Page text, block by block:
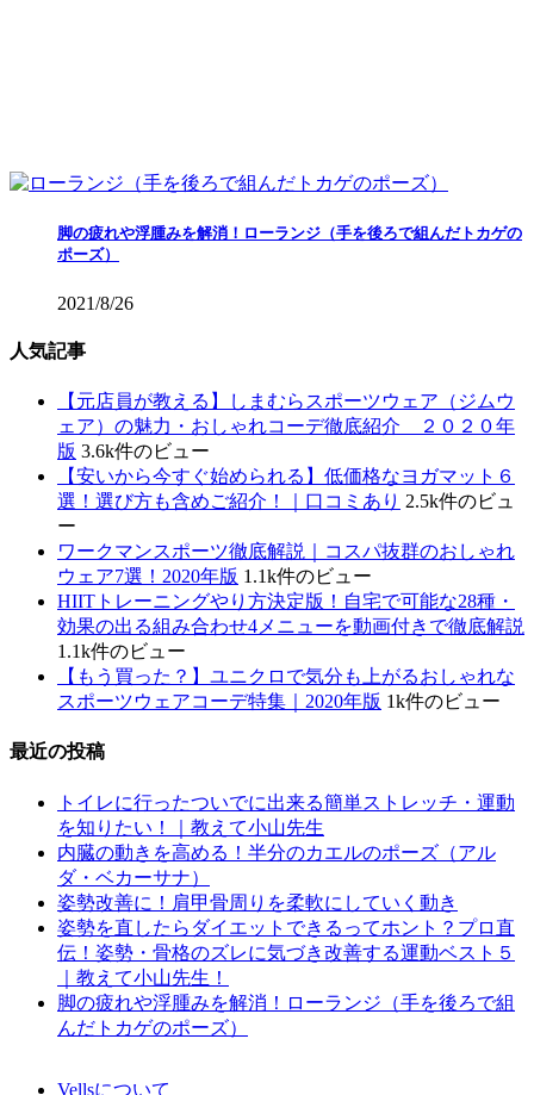
脚の疲れや浮腫みを解消！ローランジ（手を後ろで組んだトカゲの
ポーズ）
2021/8/26
人気記事
【元店員が教える︎】しまむらスポーツウェア（ジムウ
ェア）の魅力・おしゃれコーデ徹底紹介 ２０２０年
版 3.6k件のビュー
【安いから今すぐ始められる】低価格なヨガマット６
選！選び方も含めご紹介！｜口コミあり 2.5k件のビュ
ー
ワークマンスポーツ徹底解説｜コスパ抜群のおしゃれ
ウェア7選！2020年版 1.1k件のビュー
HIITトレーニングやり方決定版！自宅で可能な28種・
効果の出る組み合わせ4メニューを動画付きで徹底解説
1.1k件のビュー
【もう買った？】ユニクロで気分も上がるおしゃれな
スポーツウェアコーデ特集｜2020年版 1k件のビュー
最近の投稿
トイレに行ったついでに出来る簡単ストレッチ・運動
を知りたい！｜教えて小山先生
内臓の動きを高める！半分のカエルのポーズ（アル
ダ・ベカーサナ）
姿勢改善に！肩甲骨周りを柔軟にしていく動き
姿勢を直したらダイエットできるってホント？プロ直
伝！姿勢・骨格のズレに気づき改善する運動ベスト５
｜教えて小山先生！
脚の疲れや浮腫みを解消！ローランジ（手を後ろで組
んだトカゲのポーズ）
Vellsについて